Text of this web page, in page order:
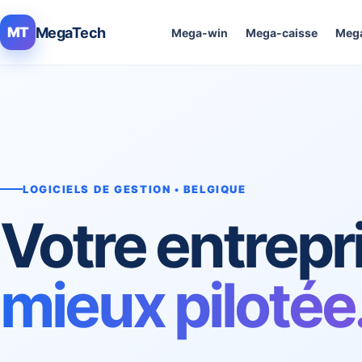
MT MegaTech Mega-win Mega-caisse
LOGICIELS DE GESTION • BELGIQUE
Votre
mieux